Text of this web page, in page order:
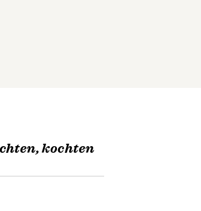
kochten